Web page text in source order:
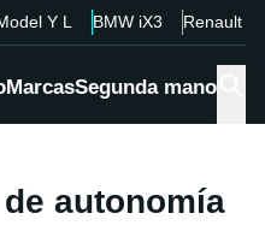
Y L BMW iX3 Renault
MarcasSegunda mano
autonomía